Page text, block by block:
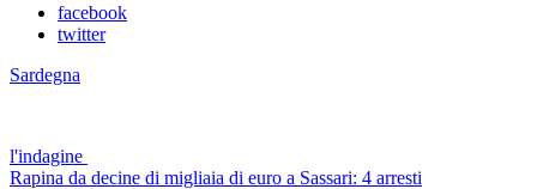
facebook
twitter
Sardegna
l'indagine
Rapina da decine di migliaia di euro a Sassari: 4 arresti